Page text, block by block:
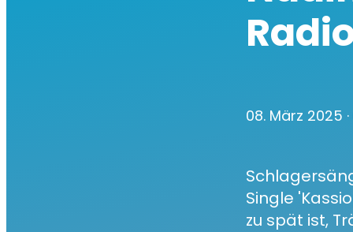
08. März 2025
Single
zu spät ist,